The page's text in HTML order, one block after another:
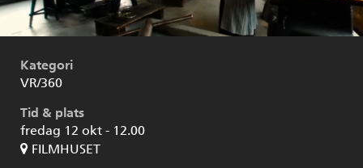
Kategori
VR/360
Tid & plats
fredag 12 okt - 12.00
FILMHUSET